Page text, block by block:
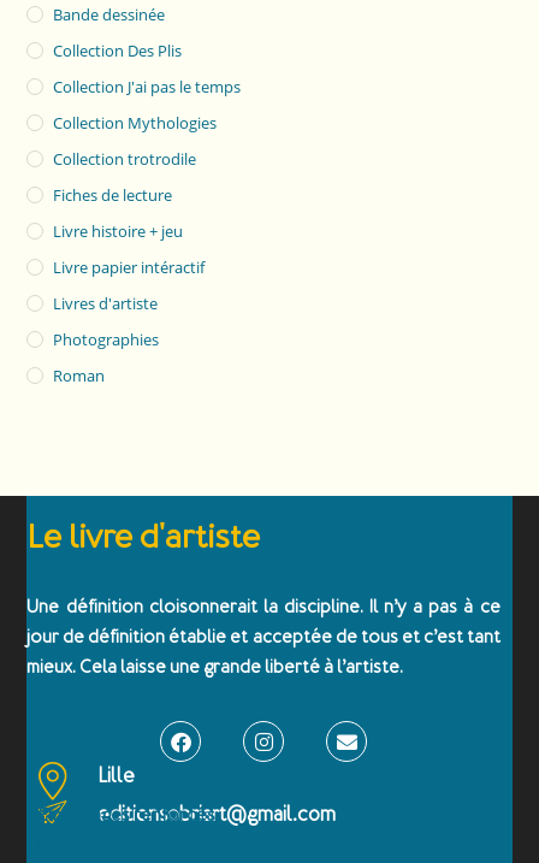
Bande dessinée
Collection Des Plis
Collection J'ai pas le temps
Collection Mythologies
Collection trotrodile
Fiches de lecture
Livre histoire + jeu
Livre papier intéractif
Livres d'artiste
Photographies
Roman
Le livre d'artiste
Une définition cloisonnerait la discipline. Il n’y a pas à ce
jour de définition établie et acceptée de tous et c’est tant
mieux. Cela laisse une grande liberté à l’artiste.
Lille
editionsobriart@gmail.com
Emballages renforcés